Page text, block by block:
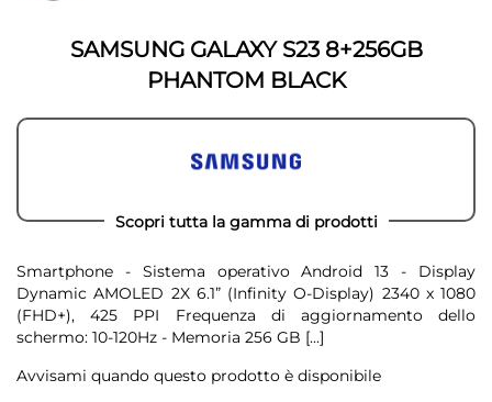
immaginiSAMSUNG GALAXY S23 8+256GB
PHANTOM BLACK
Scopri tutta la gamma di prodotti
Smartphone - Sistema operativo Android 13 - Display
Dynamic AMOLED 2X 6.1” (Infinity O-Display) 2340 x 1080
(FHD+), 425 PPI Frequenza di aggiornamento dello
schermo: 10-120Hz - Memoria 256 GB [...]
Avvisami quando questo prodotto è disponibile